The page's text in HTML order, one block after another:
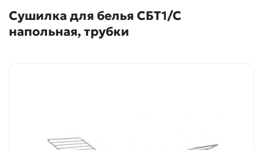
Сушилка для белья СБТ1/С
напольная, трубки